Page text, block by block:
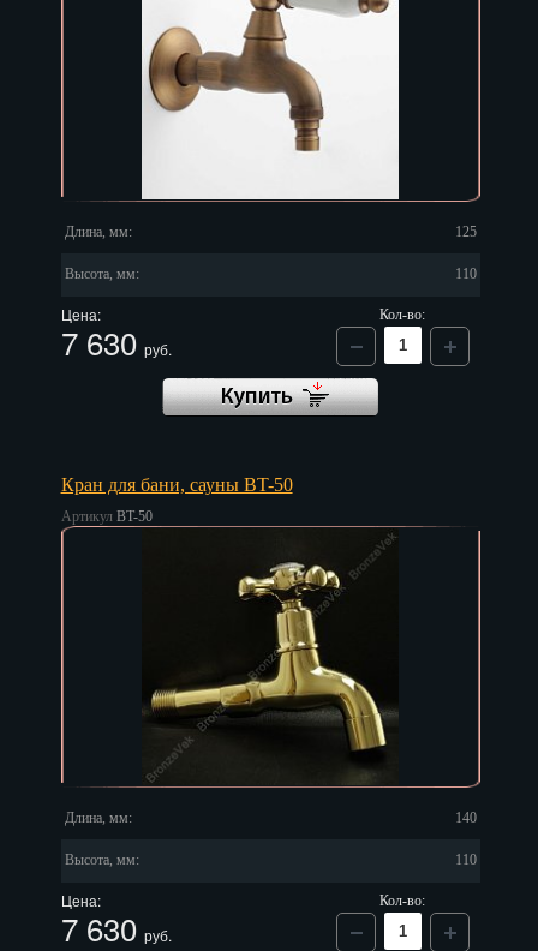
Длина, мм: 125
Высота, мм: 110
Цена:
7 630 руб.
Кол-во:
Кран для бани, сауны BT-50
Артикул BT-50
Длина, мм: 140
Высота, мм: 110
Цена:
7 630 руб.
Кол-во: